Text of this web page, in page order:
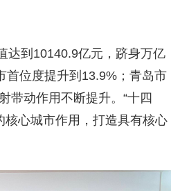
达到10140.9亿元，跻身万亿
首位度提升到13.9%；青岛市
带动作用不断提升。“十四
核心城市作用，打造具有核心